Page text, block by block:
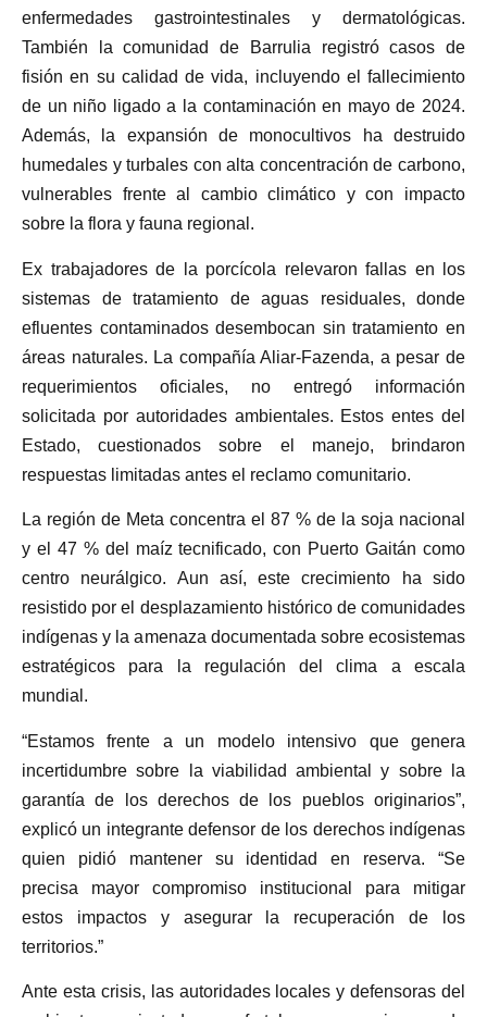
enfermedades gastrointestinales y dermatológicas.
También la comunidad de Barrulia registró casos de
fisión en su calidad de vida, incluyendo el fallecimiento
de un niño ligado a la contaminación en mayo de 2024.
Además, la expansión de monocultivos ha destruido
humedales y turbales con alta concentración de carbono,
vulnerables frente al cambio climático y con impacto
sobre la flora y fauna regional.
Ex trabajadores de la porcícola relevaron fallas en los
sistemas de tratamiento de aguas residuales, donde
efluentes contaminados desembocan sin tratamiento en
áreas naturales. La compañía Aliar-Fazenda, a pesar de
requerimientos oficiales, no entregó información
solicitada por autoridades ambientales. Estos entes del
Estado, cuestionados sobre el manejo, brindaron
respuestas limitadas antes el reclamo comunitario.
La región de Meta concentra el 87 % de la soja nacional
y el 47 % del maíz tecnificado, con Puerto Gaitán como
centro neurálgico. Aun así, este crecimiento ha sido
resistido por el desplazamiento histórico de comunidades
indígenas y la amenaza documentada sobre ecosistemas
estratégicos para la regulación del clima a escala
mundial.
“Estamos frente a un modelo intensivo que genera
incertidumbre sobre la viabilidad ambiental y sobre la
garantía de los derechos de los pueblos originarios”,
explicó un integrante defensor de los derechos indígenas
quien pidió mantener su identidad en reserva. “Se
precisa mayor compromiso institucional para mitigar
estos impactos y asegurar la recuperación de los
territorios.”
Ante esta crisis, las autoridades locales y defensoras del